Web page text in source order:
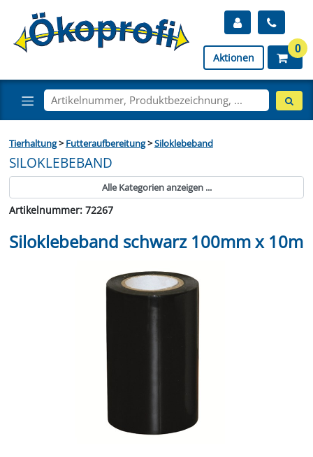
Aktionen
0
Tierhaltung>Futteraufbereitung>Siloklebeband
SILOKLEBEBAND
Alle Kategorien anzeigen ...
Artikelnummer: 72267
Siloklebeband schwarz 100mm x 10m